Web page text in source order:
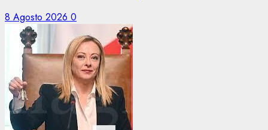
8 Agosto 2026 0